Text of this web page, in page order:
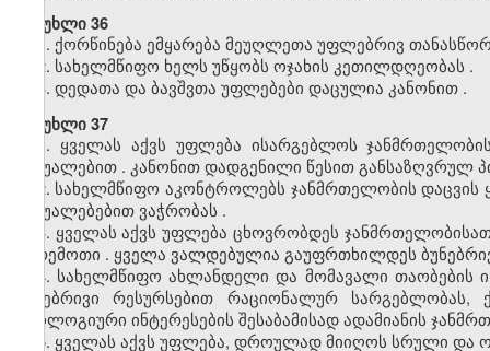
მუხლი 36
1. ქორწინება ემყარება მეუღლეთა უფლებრივ
2. სახელმწიფო ხელს უწყობს ოჯახის კეთილდღეობას .
3. დედათა და ბავშვთა უფლებები დაცულია კანონით.
მუხლი 37
1. ყველას აქვს უფლება ისარგებლოს
საშუალებით . კანონითდადგენილი წესითგანსაზღვრულ
2. სახელმწიფო აკონტროლებს ჯანმრთელობის დაცვის
საშუალებებით ვაჭრობას .
3. ყველას აქვს უფლება ცხოვრობდეს
გარემოთი . ყველა ვალდებულია გაუფრთხილდეს
4. სახელმწიფო ახლანდელი და მომავალი თაობების
ბუნებრივი რესურსებით რაციონალურ
ეკოლოგიური ინტერესების შესაბამისად ადამიანის
5. ყველას აქვს უფლება, დროულად მიიღოს სრული და